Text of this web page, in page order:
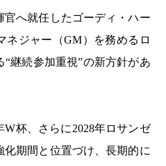
へ就任したゴーディ・ハー
ネジャー（GM）を務めるロ
継続参加重視”の新方針があ
W杯、さらに2028年ロサンゼ
期間と位置づけ、長期的に